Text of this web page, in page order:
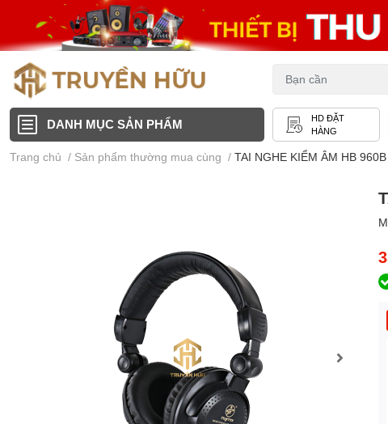
DANH MỤC SẢN PHẨM
HD ĐẶT
HÀNG
Trang chủ / Sản phẩm thường mua cùng / TAI NGHE KIỂM ÂM HB 960B